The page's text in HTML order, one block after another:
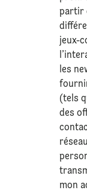
partir
jeux-
les
(tels
des
mon